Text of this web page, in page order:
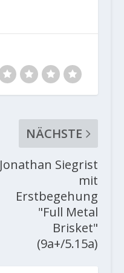
NÄCHSTE
Jonathan Siegrist
mit
Erstbegehung
"Full Metal
Brisket"
(9a+/5.15a)